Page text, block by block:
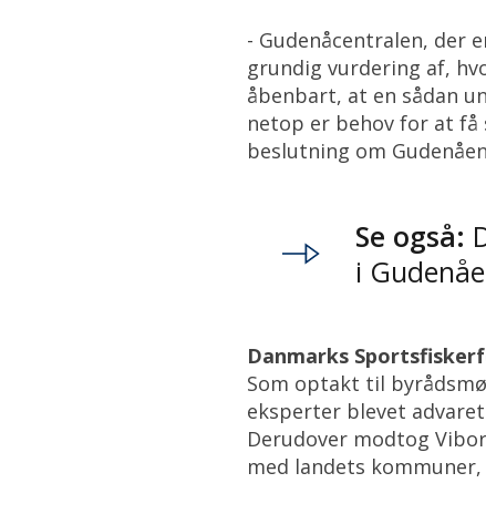
- Gudenåcentralen, der
grundig vurdering af,
åbenbart, at en sådan
netop er behov for at
beslutning om
Se også:
i
Danmarks
Som optakt til
eksperter blevet
Derudover modtog
med landets